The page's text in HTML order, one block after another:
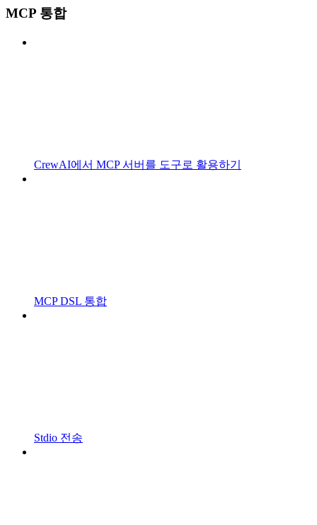
MCP 통합
CrewAI에서 MCP 서버를 도구로 활용하기
MCP DSL 통합
Stdio 전송